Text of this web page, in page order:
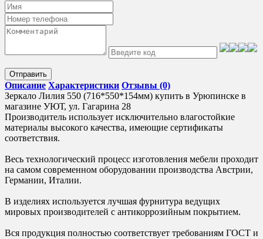
Отправить
Описание Характеристики Отзывы (0)
Зеркало Лилия 550 (716*550*154мм) купить в Урюпинске в
магазине УЮТ, ул. Гагарина 28
Производитель использует исключительно влагостойкие
материалы высокого качества, имеющие сертификаты
соответствия.
Весь технологический процесс изготовления мебели проходит
на самом современном оборудовании производства Австрии,
Германии, Италии.
В изделиях используется лучшая фурнитура ведущих
мировых производителей с антикоррозийным покрытием.
Вся продукция полностью соответствует требованиям ГОСТ и